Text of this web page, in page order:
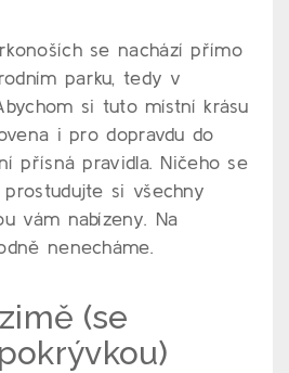
se nachází přímo
parku, tedy v
si tuto místní krásu
i pro dopravdu do
přísná pravidla. Ničeho se
si všechny
vám nabízeny. Na
nenecháme.
(se